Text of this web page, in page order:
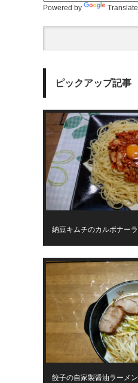
Powered by Translate
ピックアップ記事
納豆キムチのカルボナーラ
餃子の自家製醤油ラーメン